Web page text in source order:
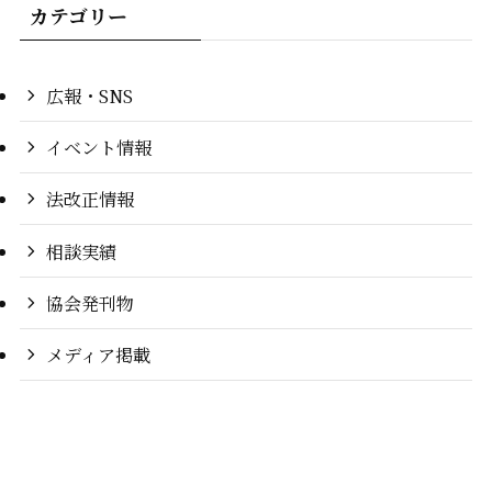
カテゴリー
広報・SNS
イベント情報
法改正情報
相談実績
協会発刊物
メディア掲載